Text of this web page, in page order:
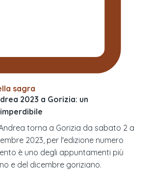
sagra
2023 a Gorizia: un
torna a Gorizia da sabato 2 a
2023, per l'edizione numero
è uno degli appuntamenti più
e del dicembre goriziano.